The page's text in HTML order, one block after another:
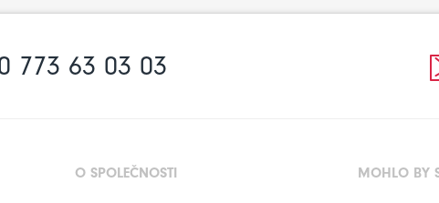
773 63 03 03
O SPOLEČNOSTI MOHLO BY